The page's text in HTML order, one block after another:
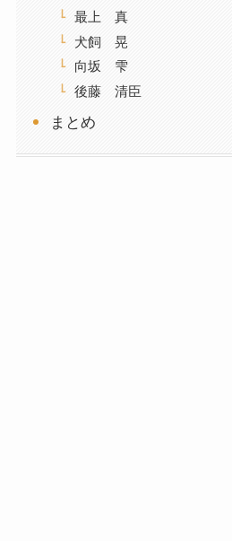
最上 真
犬飼 晃
向坂 雫
後藤 清臣
まとめ